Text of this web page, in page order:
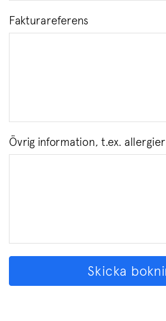
Fakturareferens
Övrig information, t.ex. allergier